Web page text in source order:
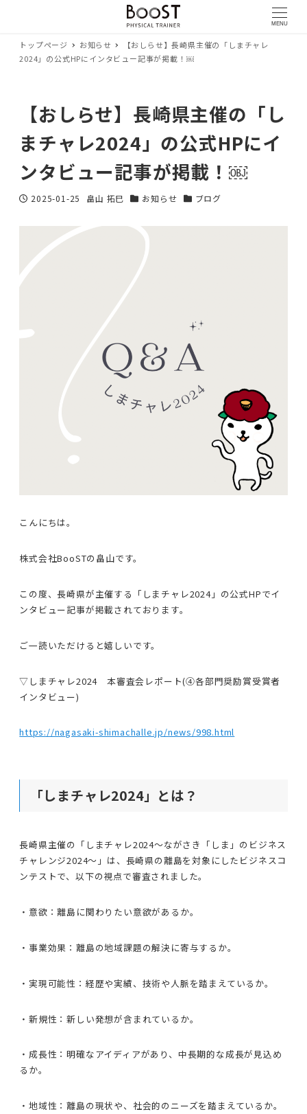
MENU
トップページ お知らせ
【おしらせ】長崎県主催の「しまチャレ
2024」の公式HPにインタビュー記事が掲載！￼
【おしらせ】長崎県主催の「し
まチャレ2024」の公式HPにイ
ンタビュー記事が掲載！￼
投稿日
2025-01-25
著
畠山 拓巳
カテゴリー
お知らせ
カテゴリー
ブログ
こんにちは。
株式会社BooSTの畠山です。
この度、長崎県が主催する「しまチャレ2024」の公式HPでイ
ンタビュー記事が掲載されております。
ご一読いただけると嬉しいです。
▽しまチャレ2024 本審査会レポート(④各部門奨励賞受賞者
インタビュー)
https://nagasaki-shimachalle.jp/news/998.html
「しまチャレ2024」とは？
長崎県主催の「しまチャレ2024〜ながさき「しま」のビジネス
チャレンジ2024〜」は、長崎県の離島を対象にしたビジネスコ
ンテストで、以下の視点で審査されました。
・意欲：離島に関わりたい意欲があるか。
・事業効果：離島の地域課題の解決に寄与するか。
・実現可能性：経歴や実績、技術や人脈を踏まえているか。
・新規性：新しい発想が含まれているか。
・成長性：明確なアイディアがあり、中長期的な成長が見込め
るか。
・地域性：離島の現状や、社会的のニーズを踏まえているか。